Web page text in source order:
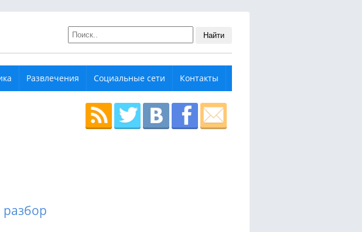
Найти
Развлечения Социальные сети Контакты